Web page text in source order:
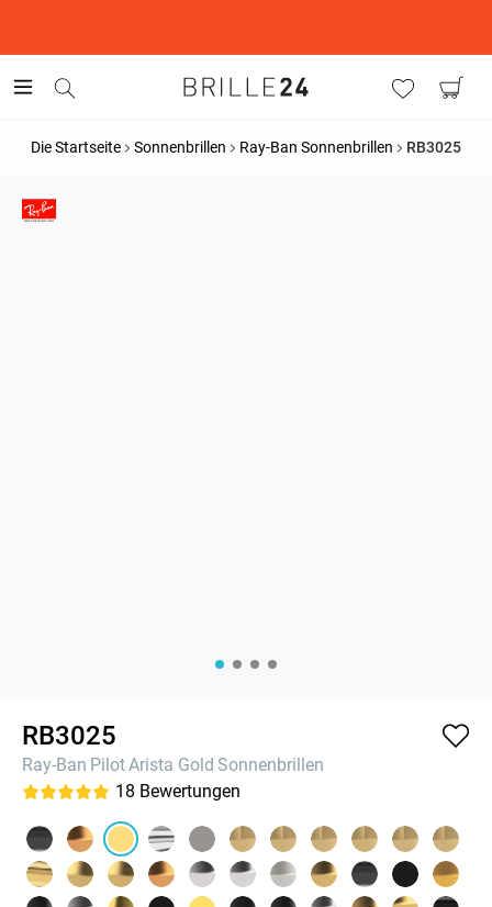
Die Startseite Sonnenbrillen Ray-Ban Sonnenbrillen RB3025
RB3025
Ray-Ban PilotArista Gold Sonnenbrillen
18 Bewertungen